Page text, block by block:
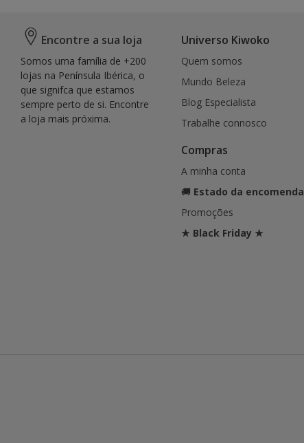
Encontre a sua loja
Somos uma família de +200
lojas na Península Ibérica, o
que signifca que estamos
sempre perto de si. Encontre
a loja mais próxima.
Universo Kiwoko
Quem somos
Mundo Beleza
Blog Especialista
Trabalhe connosco
Compras
A minha conta
🚚 Estado da encomenda
Promoções
★ Black Friday ★